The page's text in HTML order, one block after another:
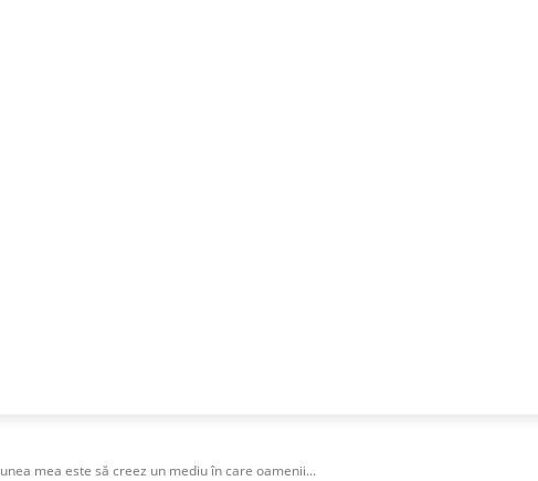
mea este să creez un mediu în care oamenii...